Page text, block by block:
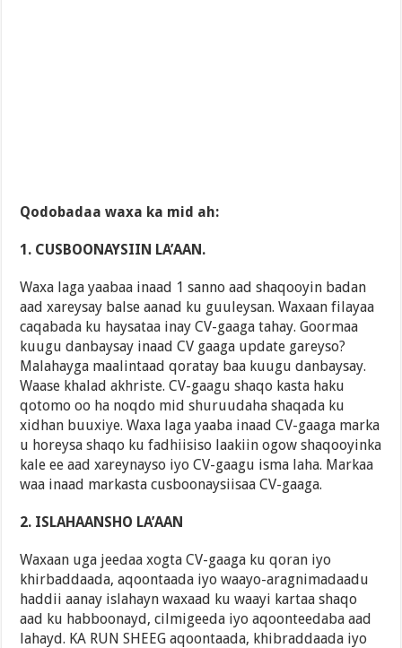
Qodobadaa waxa ka mid ah:
1. CUSBOONAYSIIN LA’AAN.
Waxa laga yaabaa inaad 1 sanno aad shaqooyin badan
aad xareysay balse aanad ku guuleysan. Waxaan filayaa
caqabada ku haysataa inay CV-gaaga tahay. Goormaa
kuugu danbaysay inaad CV gaaga update gareyso?
Malahayga maalintaad qoratay baa kuugu danbaysay.
Waase khalad akhriste. CV-gaagu shaqo kasta haku
qotomo oo ha noqdo mid shuruudaha shaqada ku
xidhan buuxiye. Waxa laga yaaba inaad CV-gaaga marka
u horeysa shaqo ku fadhiisiso laakiin ogow shaqooyinka
kale ee aad xareynayso iyo CV-gaagu isma laha. Markaa
waa inaad markasta cusboonaysiisaa CV-gaaga.
2. ISLAHAANSHO LA’AAN
Waxaan uga jeedaa xogta CV-gaaga ku qoran iyo
khirbaddaada, aqoontaada iyo waayo-aragnimadaadu
haddii aanay islahayn waxaad ku waayi kartaa shaqo
aad ku habboonayd, cilmigeeda iyo aqoonteedaba aad
lahayd. KA RUN SHEEG aqoontaada, khibraddaada iyo